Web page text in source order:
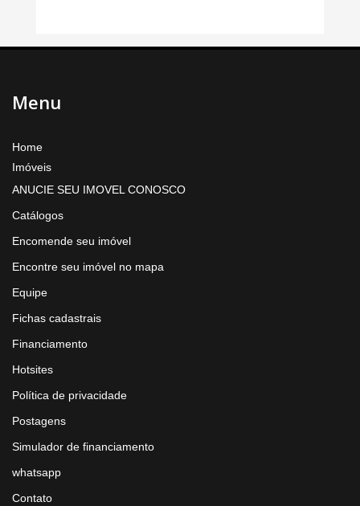
Menu
Home
Imóveis
ANUCIE SEU IMOVEL CONOSCO
Catálogos
Encomende seu imóvel
Encontre seu imóvel no mapa
Equipe
Fichas cadastrais
Financiamento
Hotsites
Política de privacidade
Postagens
Simulador de financiamento
whatsapp
Contato